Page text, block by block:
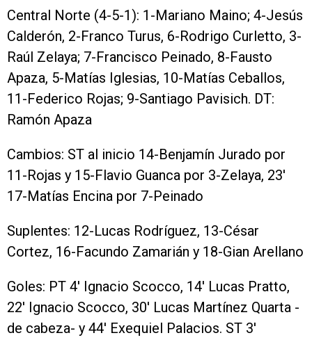
Central Norte (4-5-1): 1-Mariano Maino; 4-Jesús
Calderón, 2-Franco Turus, 6-Rodrigo Curletto, 3-
Raúl Zelaya; 7-Francisco Peinado, 8-Fausto
Apaza, 5-Matías Iglesias, 10-Matías Ceballos,
11-Federico Rojas; 9-Santiago Pavisich. DT:
Ramón Apaza
Cambios: ST al inicio 14-Benjamín Jurado por
11-Rojas y 15-Flavio Guanca por 3-Zelaya, 23′
17-Matías Encina por 7-Peinado
Suplentes: 12-Lucas Rodríguez, 13-César
Cortez, 16-Facundo Zamarián y 18-Gian Arellano
Goles: PT 4′ Ignacio Scocco, 14′ Lucas Pratto,
22′ Ignacio Scocco, 30′ Lucas Martínez Quarta -
de cabeza- y 44′ Exequiel Palacios. ST 3′